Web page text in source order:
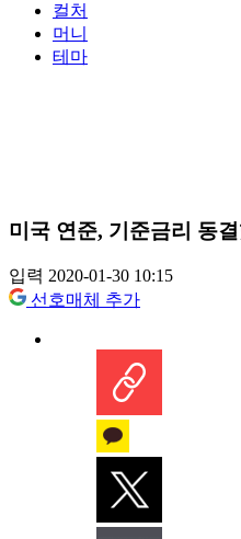
컬처
머니
테마
미국 연준, 기준금리 동결
입력 2020-01-30 10:15
선호매체 추가